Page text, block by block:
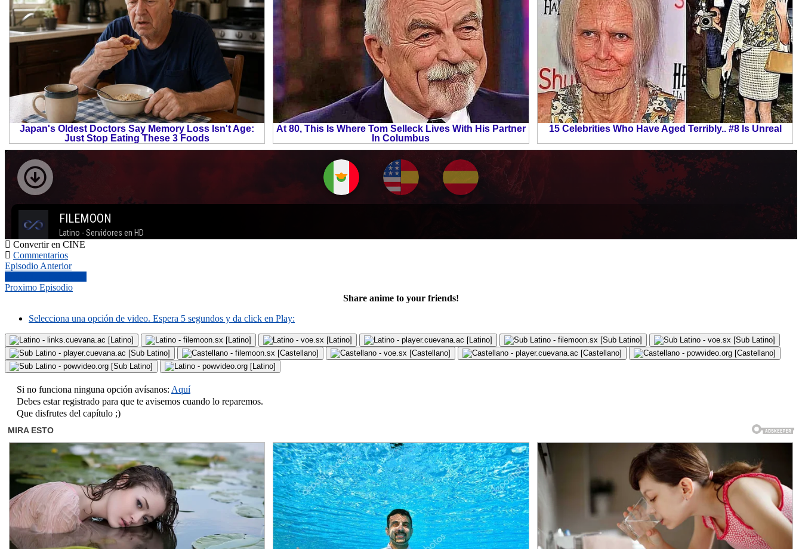
Convertir en CINE
Commentarios
Episodio Anterior
Proximo Episodio
Share anime to your friends!
Selecciona una opción de video. Espera 5 segundos y da click en Play:
- links.cuevana.ac [Latino] - filemoon.sx [Latino] - voe.sx [Latino] - player.cuevana.ac [Latino] - filemoon.sx [Sub Latino]
- voe.sx [Sub Latino]
- player.cuevana.ac [Sub Latino]
- filemoon.sx [Castellano] - voe.sx [Castellano] - player.cuevana.ac [Castellano]
- powvideo.org [Castellano]
- powvideo.org [Sub Latino]
- powvideo.org [Latino]
Si no funciona ninguna opción avísanos: Aquí
Debes estar registrado para que te avisemos cuando lo reparemos.
Que disfrutes del capítulo ;)